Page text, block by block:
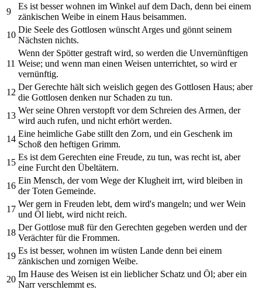
9
Es ist besser wohnen im Winkel auf dem Dach, denn bei einem
zänkischen Weibe in einem Haus beisammen.
10
Die Seele des Gottlosen wünscht Arges und gönnt seinem
Nächsten nichts.
11
Wenn der Spötter gestraft wird, so werden die Unvernünftigen
Weise; und wenn man einen Weisen unterrichtet, so wird er
vernünftig.
12
Der Gerechte hält sich weislich gegen des Gottlosen Haus; aber
die Gottlosen denken nur Schaden zu tun.
13
Wer seine Ohren verstopft vor dem Schreien des Armen, der
wird auch rufen, und nicht erhört werden.
14
Eine heimliche Gabe stillt den Zorn, und ein Geschenk im
Schoß den heftigen Grimm.
15
Es ist dem Gerechten eine Freude, zu tun, was recht ist, aber
eine Furcht den Übeltätern.
16
Ein Mensch, der vom Wege der Klugheit irrt, wird bleiben in
der Toten Gemeinde.
17
Wer gern in Freuden lebt, dem wird's mangeln; und wer Wein
und Öl liebt, wird nicht reich.
18
Der Gottlose muß für den Gerechten gegeben werden und der
Verächter für die Frommen.
19
Es ist besser, wohnen im wüsten Lande denn bei einem
zänkischen und zornigen Weibe.
20
Im Hause des Weisen ist ein lieblicher Schatz und Öl; aber ein
Narr verschlemmt es.